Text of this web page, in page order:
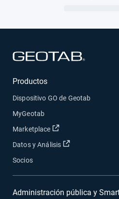
Productos
Dispositivo GO de Geotab
MyGeotab
Marketplace
Abrir en una nueva
Datos y Análisis Abrir en una
Socios
Administración pública y